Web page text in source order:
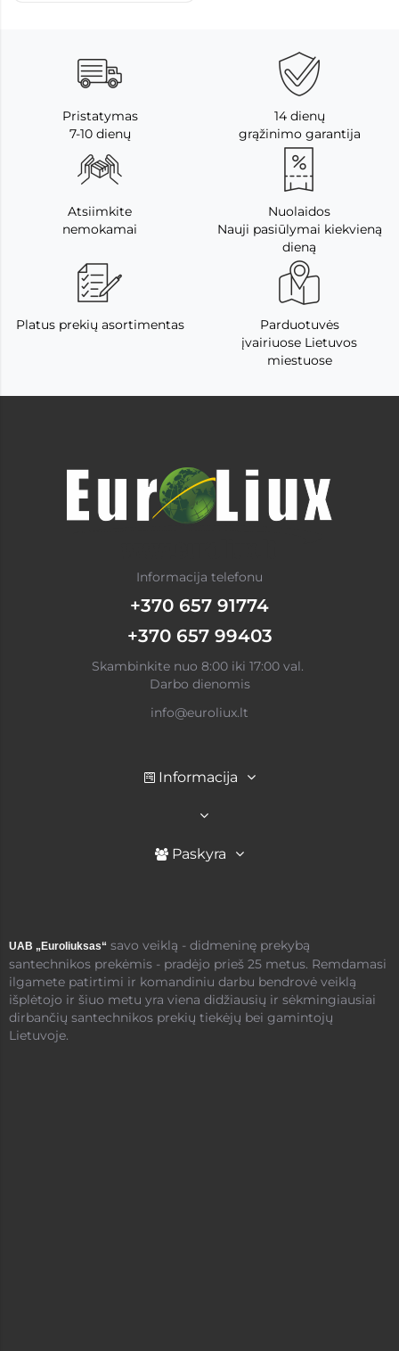
Pristatymas
7-10 dienų
14 dienų
grąžinimo garantija
Atsiimkite
nemokamai
Nuolaidos
Nauji pasiūlymai kiekvieną
dieną
Platus prekių asortimentas
Parduotuvės
įvairiuose Lietuvos
miestuose
Informacija telefonu
+370 657 91774
+370 657 99403
Skambinkite nuo 8:00 iki 17:00 val.
Darbo dienomis
info@euroliux.lt
Informacija
Paskyra
UAB „Euroliuksas“ savo veiklą - didmeninę prekybą
santechnikos prekėmis - pradėjo prieš 25 metus. Remdamasi
ilgamete patirtimi ir komandiniu darbu bendrovė veiklą
išplėtojo ir šiuo metu yra viena didžiausių ir sėkmingiausiai
dirbančių santechnikos prekių tiekėjų bei gamintojų
Lietuvoje.